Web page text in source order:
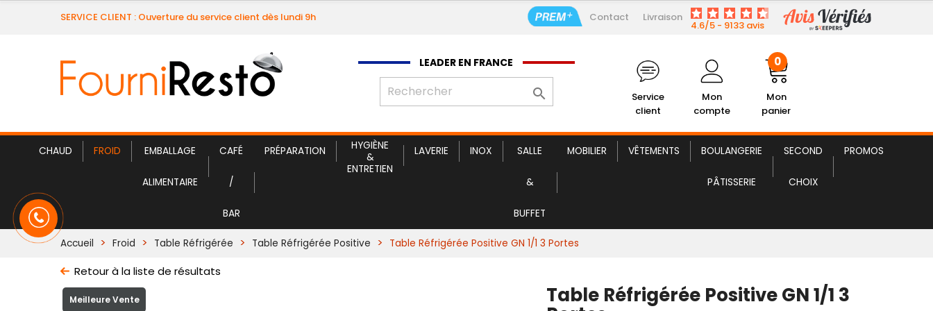
SERVICE CLIENT : Ouverture du service client dès lundi 9h Contact Livraison
4.6/5 - 9133 avis
LEADER EN FRANCE

Service
client
Mon
compte
Mon
panier
0
CHAUD FROID EMBALLAGE
ALIMENTAIRE
CAFÉ
/
BAR
PRÉPARATION
HYGIÈNE
&
ENTRETIEN
LAVERIE INOX SALLE
&
BUFFET
MOBILIER VÊTEMENTS BOULANGERIE
PÂTISSERIE
SECOND
CHOIX
PROMOS
Table Réfrigérée Positive GN 1/1 3 Portes 691,98 € HT
Accueil Froid Table Réfrigérée Table Réfrigérée Positive Table Réfrigérée Positive GN 1/1 3 Portes
Retour à la liste de résultats
Meilleure Vente Table Réfrigérée Positive GN 1/1 3